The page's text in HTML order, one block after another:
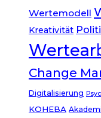
Wertemodell
Kreativität
Change
Digitalisierung
KOHEBA